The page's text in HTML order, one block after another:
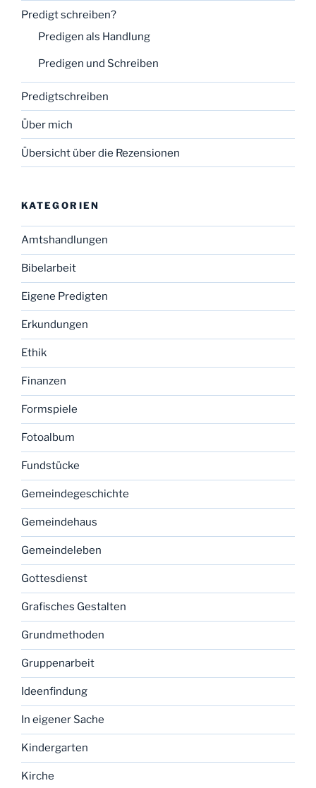
Predigt schreiben?
Predigen als Handlung
Predigen und Schreiben
Predigtschreiben
Über mich
Übersicht über die Rezensionen
KATEGORIEN
Amtshandlungen
Bibelarbeit
Eigene Predigten
Erkundungen
Ethik
Finanzen
Formspiele
Fotoalbum
Fundstücke
Gemeindegeschichte
Gemeindehaus
Gemeindeleben
Gottesdienst
Grafisches Gestalten
Grundmethoden
Gruppenarbeit
Ideenfindung
In eigener Sache
Kindergarten
Kirche